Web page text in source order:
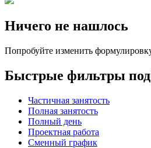
Ничего не нашлось
Попробуйте изменить
Быстрые фильтры
Частичная занятость
Полная занятость
Полный день
Проектная работа
Сменный график